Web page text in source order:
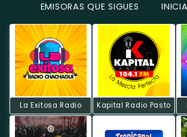
EMISORAS QUE SIGUES
La Exitosa Radio Kapital Radio Pasto